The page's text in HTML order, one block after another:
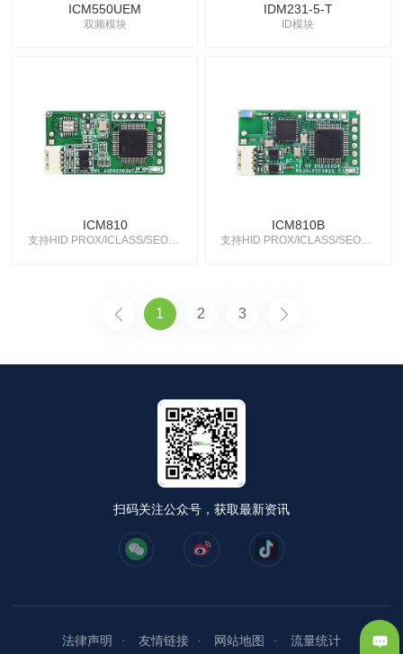
ICM550UEM
双频模块
IDM231-5-T
ID模块
ICM810
支持HID PROX/ICLASS/SEOS卡
ICM810B
支持HID PROX/ICLASS/SEOS卡
1 2 3
扫码关注公众号，获取最新资讯
法律声明 友情链接 网站地图 流量统计